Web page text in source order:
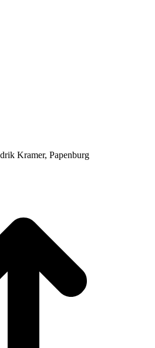
Kramer, Papenburg